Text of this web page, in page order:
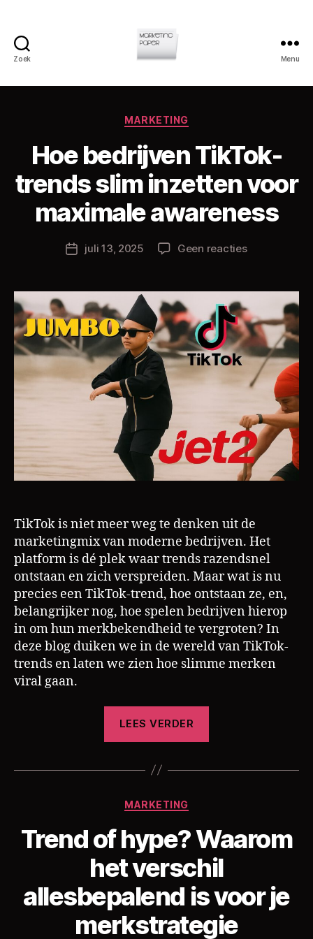
Zoek Menu
Categorieën
MARKETING
Hoe bedrijven TikTok-
trends slim inzetten voor
maximale awareness
Berichtauteur
D
o
C
s
Berichtdatum
juli 13, 2025 Geen reactiesop
TikTok-
trends
slim
inzetten
voor
maximale
awareness
TikTok is niet meer weg te denken uit de
marketingmix van moderne bedrijven. Het
platform is dé plek waar trends razendsnel
ontstaan en zich verspreiden. Maar wat is nu
precies een TikTok-trend, hoe ontstaan ze, en,
belangrijker nog, hoe spelen bedrijven hierop
in om hun merkbekendheid te vergroten? In
deze blog duiken we in de wereld van TikTok-
trends en laten we zien hoe slimme merken
viral gaan.
LEES VERDER
trends
voor
maximale
awareness”
Categorieën
MARKETING
Trend of hype? Waarom
het verschil
allesbepalend is voor je
merkstrategie
o
o